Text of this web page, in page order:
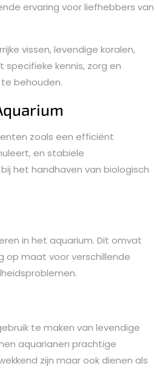
ervaring voor liefhebbers van
vissen, levendige koralen,
kennis, zorg en
behouden.
zoals een efficiënt
en stabiele
het handhaven van biologisch
in het aquarium. Dit omvat
op maat voor verschillende
te maken van levendige
aquarianen prachtige
zijn maar ook dienen als